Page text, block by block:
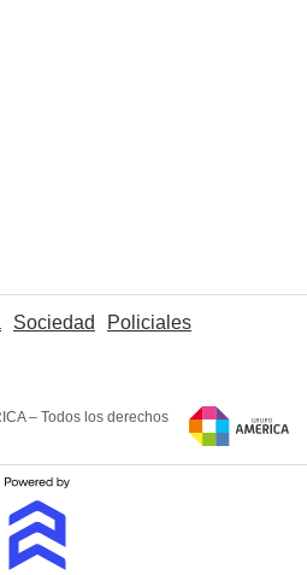
Sociedad
Policiales
– Todos los derechos